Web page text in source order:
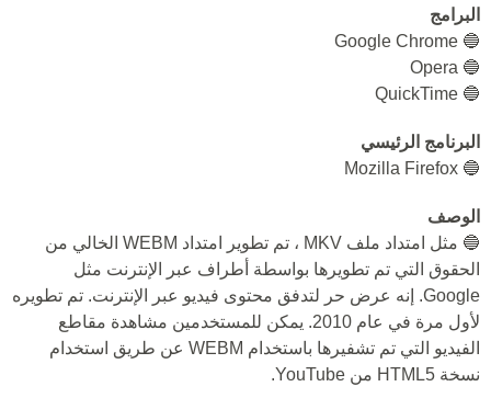
البرامج
🔵 Google Chrome
🔵 Opera
🔵 QuickTime
البرنامج الرئيسي
🔵 Mozilla Firefox
الوصف
🔵 مثل امتداد ملف MKV ، تم تطوير امتداد WEBM الخالي من
الحقوق التي تم تطويرها بواسطة أطراف عبر الإنترنت مثل
Google. إنه عرض حر لتدفق محتوى فيديو عبر الإنترنت. تم تطويره
لأول مرة في عام 2010. يمكن للمستخدمين مشاهدة مقاطع
الفيديو التي تم تشفيرها باستخدام WEBM عن طريق استخدام
نسخة HTML5 من YouTube.